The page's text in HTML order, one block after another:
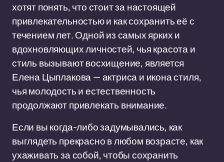
хотят понять, что стоит за настоящей
привлекательностью и как сохранить её с
течением лет. Одной из самых ярких и
вдохновляющих личностей, чья красота и
стиль вызывают восхищение, является
Елена Цыплакова — актриса и икона стиля,
чья молодость и естественность
продолжают привлекать внимание.
Если вы когда-либо задумывались, как
выглядеть прекрасно в любом возрасте, как
ухаживать за собой, чтобы сохранить